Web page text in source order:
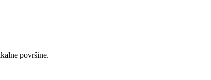
površine.